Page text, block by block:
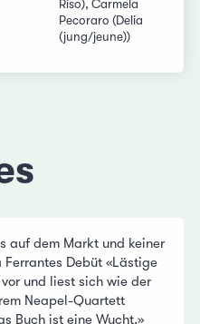
Riso), Carmela
Pecoraro (Delia
(jung/jeune))
auf dem Markt und keiner
Debüt «Lästige
und liest sich wie der
Neapel-Quartett
Buch ist eine Wucht.»